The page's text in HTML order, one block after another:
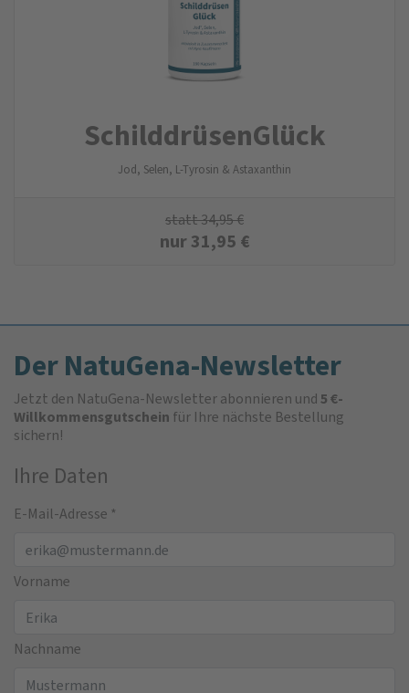
SchilddrüsenGlück
Jod, Selen, L-Tyrosin & Astaxanthin
statt34,95€
nur31,95 €
Der NatuGena-Newsletter
Jetzt den NatuGena-Newsletter abonnieren und5 €-
Willkommensgutschein für Ihre nächste Bestellung
sichern!
Ihre Daten
E-Mail-Adresse *
Vorname
Nachname